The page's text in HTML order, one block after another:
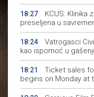
18:27
KCUS: Klinika
preseljena u
18:24
Vatrogasci
kao ispomoć u
18:21
Ticket sales
begins on Monday at